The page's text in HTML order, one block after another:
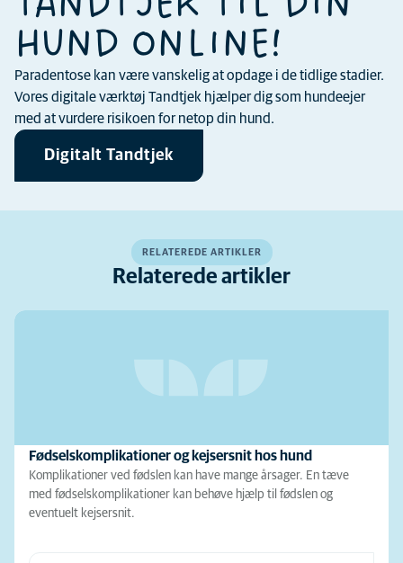
HUND ONLINE!
Paradentose kan være vanskelig at opdage i de tidlige stadier.
Vores digitale værktøj Tandtjek hjælper dig som hundeejer
med at vurdere risikoen for netop din hund.
Digitalt Tandtjek
RELATEREDE ARTIKLER
Relaterede artikler
Fødselskomplikationer og kejsersnit hos hund
Komplikationer ved fødslen kan have mange årsager. En tæve
med fødselskomplikationer kan behøve hjælp til fødslen og
eventuelt kejsersnit.